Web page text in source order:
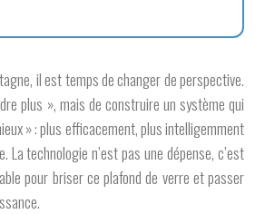
il est temps de changer de perspective.
plus », mais de construire un système qui
» : plus efficacement, plus intelligemment
La technologie n’est pas une dépense, c’est
pour briser ce plafond de verre et passer